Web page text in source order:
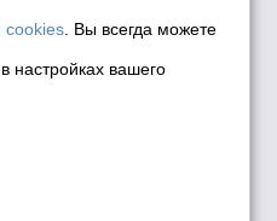
Cookies
персональных
системах
сайта -
cookies . Вы всегда можете
настройках вашего